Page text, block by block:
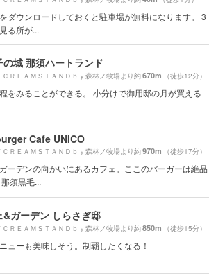
ダウンロードしておくと駐車場が無料になります。 3
る所が...
の城 那須ハートランド
ＣＲＥＡＭＳＴＡＮＤｂｙ森林ノ牧場より約670m （徒歩12分）
をみることができる。 小分けで御用邸の月が買える
Cafe UNICO
ＣＲＥＡＭＳＴＡＮＤｂｙ森林ノ牧場より約970m （徒歩17分）
ーデンの向かいにあるカフェ。ここのバーガーは絶品
須黒毛...
&ガーデン しらさぎ邸
ＣＲＥＡＭＳＴＡＮＤｂｙ森林ノ牧場より約850m （徒歩15分）
ューも美味しそう。制覇したくなる！